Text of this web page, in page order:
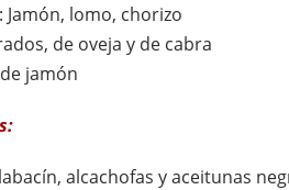
Jamón, lomo, chorizo
de oveja y de cabra
jamón
alcachofas y aceitunas